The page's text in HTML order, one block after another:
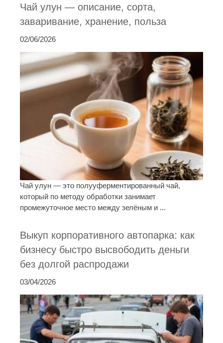
Чай улун — описание, сорта,
заваривание, хранение, польза
02/06/2026
Чай улун — это полууферментированный чай,
который по методу обработки занимает
промежуточное место между зелёным и ...
Выкуп корпоративного автопарка: как
бизнесу быстро высвободить деньги
без долгой распродажи
03/04/2026